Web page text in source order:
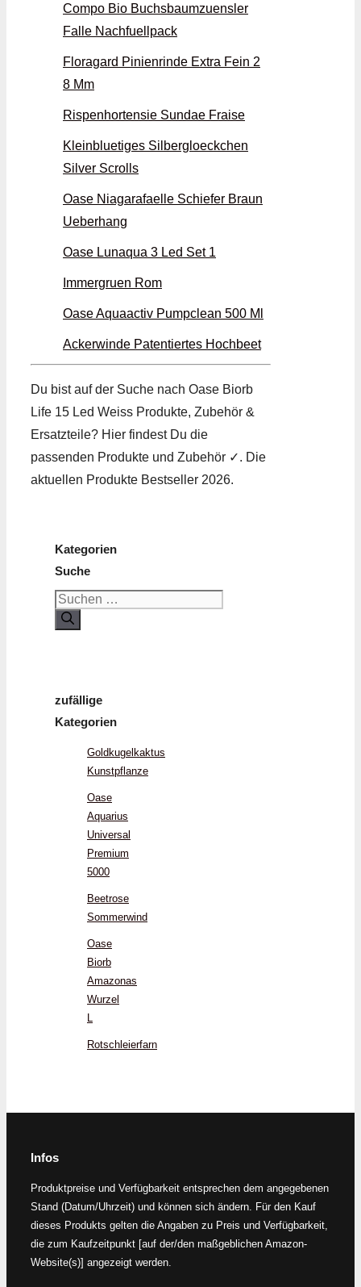
Compo Bio Buchsbaumzuensler
Falle Nachfuellpack
Floragard Pinienrinde Extra Fein 2
8 Mm
Rispenhortensie Sundae Fraise
Kleinbluetiges Silbergloeckchen
Silver Scrolls
Oase Niagarafaelle Schiefer Braun
Ueberhang
Oase Lunaqua 3 Led Set 1
Immergruen Rom
Oase Aquaactiv Pumpclean 500 Ml
Ackerwinde Patentiertes Hochbeet
Du bist auf der Suche nach Oase Biorb
Life 15 Led Weiss Produkte, Zubehör &
Ersatzteile? Hier findest Du die
passenden Produkte und Zubehör ✓. Die
aktuellen Produkte Bestseller 2026.
Kategorien
Suche
Suchen
nach:
zufällige
Kategorien
Goldkugelkaktus
Kunstpflanze
Oase
Aquarius
Universal
Premium
5000
Beetrose
Sommerwind
Oase
Biorb
Amazonas
Wurzel
L
Rotschleierfarn
Infos
Produktpreise und Verfügbarkeit entsprechen dem angegebenen
Stand (Datum/Uhrzeit) und können sich ändern. Für den Kauf
dieses Produkts gelten die Angaben zu Preis und Verfügbarkeit,
die zum Kaufzeitpunkt [auf der/den maßgeblichen Amazon-
Website(s)] angezeigt werden.